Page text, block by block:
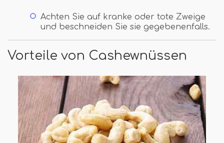
Achten Sie auf kranke oder tote Zweige
und beschneiden Sie sie gegebenenfalls.
Vorteile von Cashewnüssen